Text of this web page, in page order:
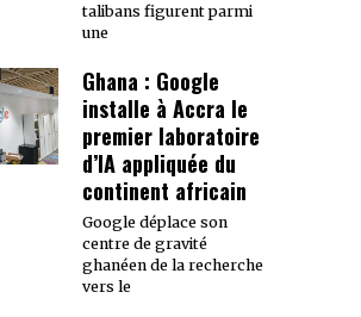
talibans figurent parmi
une
Ghana : Google
installe à Accra le
premier laboratoire
d’IA appliquée du
continent africain
Google déplace son
centre de gravité
ghanéen de la recherche
vers le